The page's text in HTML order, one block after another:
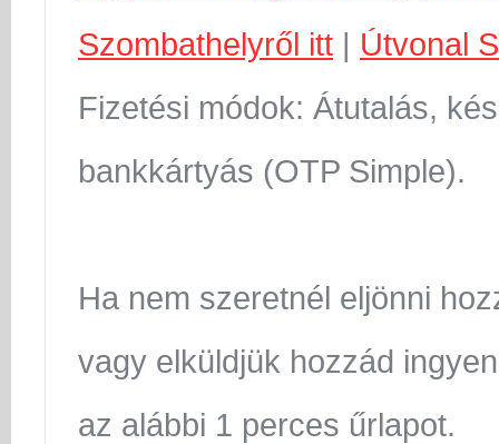
Szombathelyről itt | Útvonal
Fizetési módok: Átutalás,
bankkártyás (OTP Simple).
Ha nem szeretnél eljönni
vagy elküldjük hozzád
az alábbi 1 perces űrlapot.